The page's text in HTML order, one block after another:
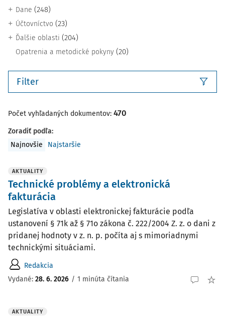
Dane (248)
Účtovníctvo (23)
Ďalšie oblasti (204)
Opatrenia a metodické pokyny (20)
Filter
Počet vyhľadaných dokumentov: 470
Zoradiť podľa:
Najnovšie
Najstaršie
AKTUALITY
Technické problémy a elektronická
fakturácia
Legislatíva v oblasti elektronickej fakturácie podľa
ustanovení § 71k až § 71o zákona č. 222/2004 Z. z. o dani z
pridanej hodnoty v z. n. p. počíta aj s mimoriadnymi
technickými situáciami.
Redakcia
Vydané: 28. 6. 2026 / 1 minúta čítania
AKTUALITY